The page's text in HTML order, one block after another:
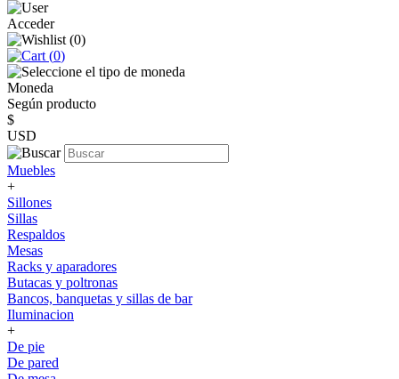
Acceder
(0)
(0)
Moneda
Según producto
$
USD
Muebles
+
Sillones
Sillas
Respaldos
Mesas
Racks y aparadores
Butacas y poltronas
Bancos, banquetas y sillas de bar
Iluminacion
+
De pie
De pared